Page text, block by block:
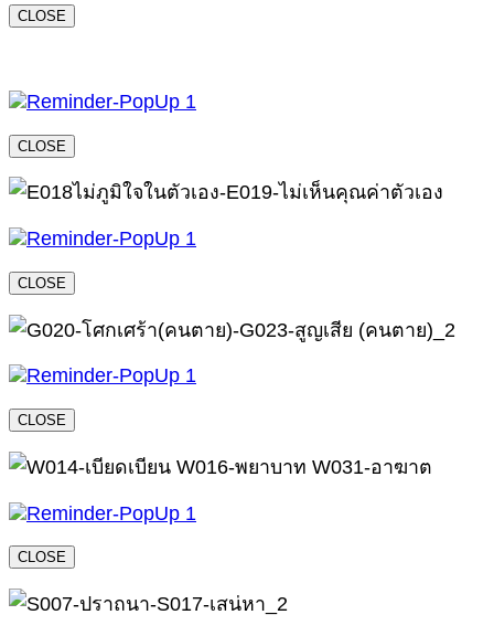
CLOSE
CLOSE
CLOSE
CLOSE
CLOSE